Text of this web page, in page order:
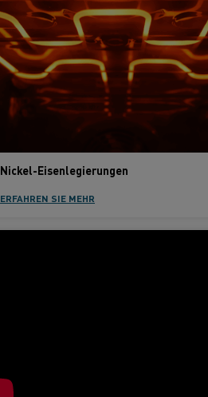
Nickel-Eisenlegierungen
ERFAHREN SIE MEHR